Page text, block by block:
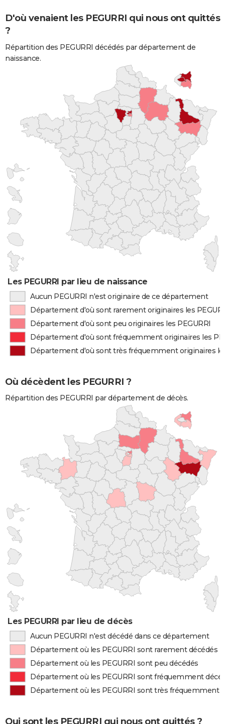
D'où venaient les PEGURRI qui nous ont quittés
?
Répartition des PEGURRI décédés par département de
naissance.
Les PEGURRI par lieu de naissance
Aucun PEGURRI n'est originaire de ce département
Département d'où sont rarement originaires les
Département d'où sont peu originaires les PEGURRI
Département d'où sont fréquemment originaires les
Département d'où sont très fréquemment originaires
Où décèdent les PEGURRI ?
Répartition des PEGURRI par département de décès.
Les PEGURRI par lieu de décès
Aucun PEGURRI n'est décédé dans ce département
Département où les PEGURRI sont rarement décédés
Département où les PEGURRI sont peu décédés
Département où les PEGURRI sont fréquemment
Département où les PEGURRI sont très fréquemment
Qui sont les PEGURRI qui nous ont quittés ?